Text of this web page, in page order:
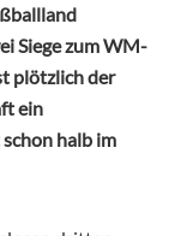
Siege zum WM-
plötzlich der
ein
halb im